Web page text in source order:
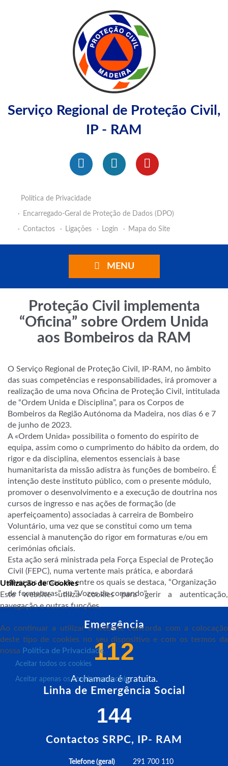
Serviço Regional de Proteção Civil,
IP - RAM
Política de Privacidade
Encarregado-Geral de Proteção de Dados (DPO)
Contactos
Ligações Login Mapa do Site
MENU
Proteção Civil implementa
“Oficina” sobre Ordem Unida
aos Bombeiros da RAM
O Serviço Regional de Proteção Civil, IP-RAM, no âmbito
das suas competências e responsabilidades, irá promover a
realização de uma nova Oficina de Proteção Civil, intitulada
de “Ordem Unida e Disciplina”, para os Corpos de
Bombeiros da Região Autónoma da Madeira, nos dias 6 e 7
de junho de 2023.
A «Ordem Unida» possibilita o fomento do espírito de
equipa, assim como o cumprimento do hábito da ordem, do
rigor e da disciplina, elementos essenciais à base
humanitarista da missão adistra às funções de bombeiro. É
intenção deste instituto público, com o presente módulo,
promover o desenvolvimento e a execução de doutrina nos
cursos de ingresso e nas ações de formação (de
aperfeiçoamento) associadas à carreira de Bombeiro
Voluntário, uma vez que se constitui como um tema
essencial à manutenção do rigor em formaturas e/ou em
cerimónias oficiais.
Esta ação será ministrada pela Força Especial de Proteção
Civil (FEPC), numa vertente mais prática, e abordará
diversos temas, de entre os quais se destaca, “Organização
de formaturas” ou “Vozes de comando".
Emergência
112
A chamada é gratuita.
Linha de Emergência Social
144
Contactos SRPC, IP- RAM
Telefone (geral)
291 700 110
Utilização de Cookies
Este website utiliza cookies para gerir a autenticação,
navegação e outras funções.
Ao continuar a utilizar o website concorda com a colocação
deste tipo de cookies no seu dispositivo e com os termos da
nossa Política de Privacidade.
Aceitar todos os cookies
Aceitar apenas os cookies essenciais